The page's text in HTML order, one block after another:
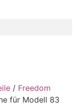
/ Freedom
für Modell 83